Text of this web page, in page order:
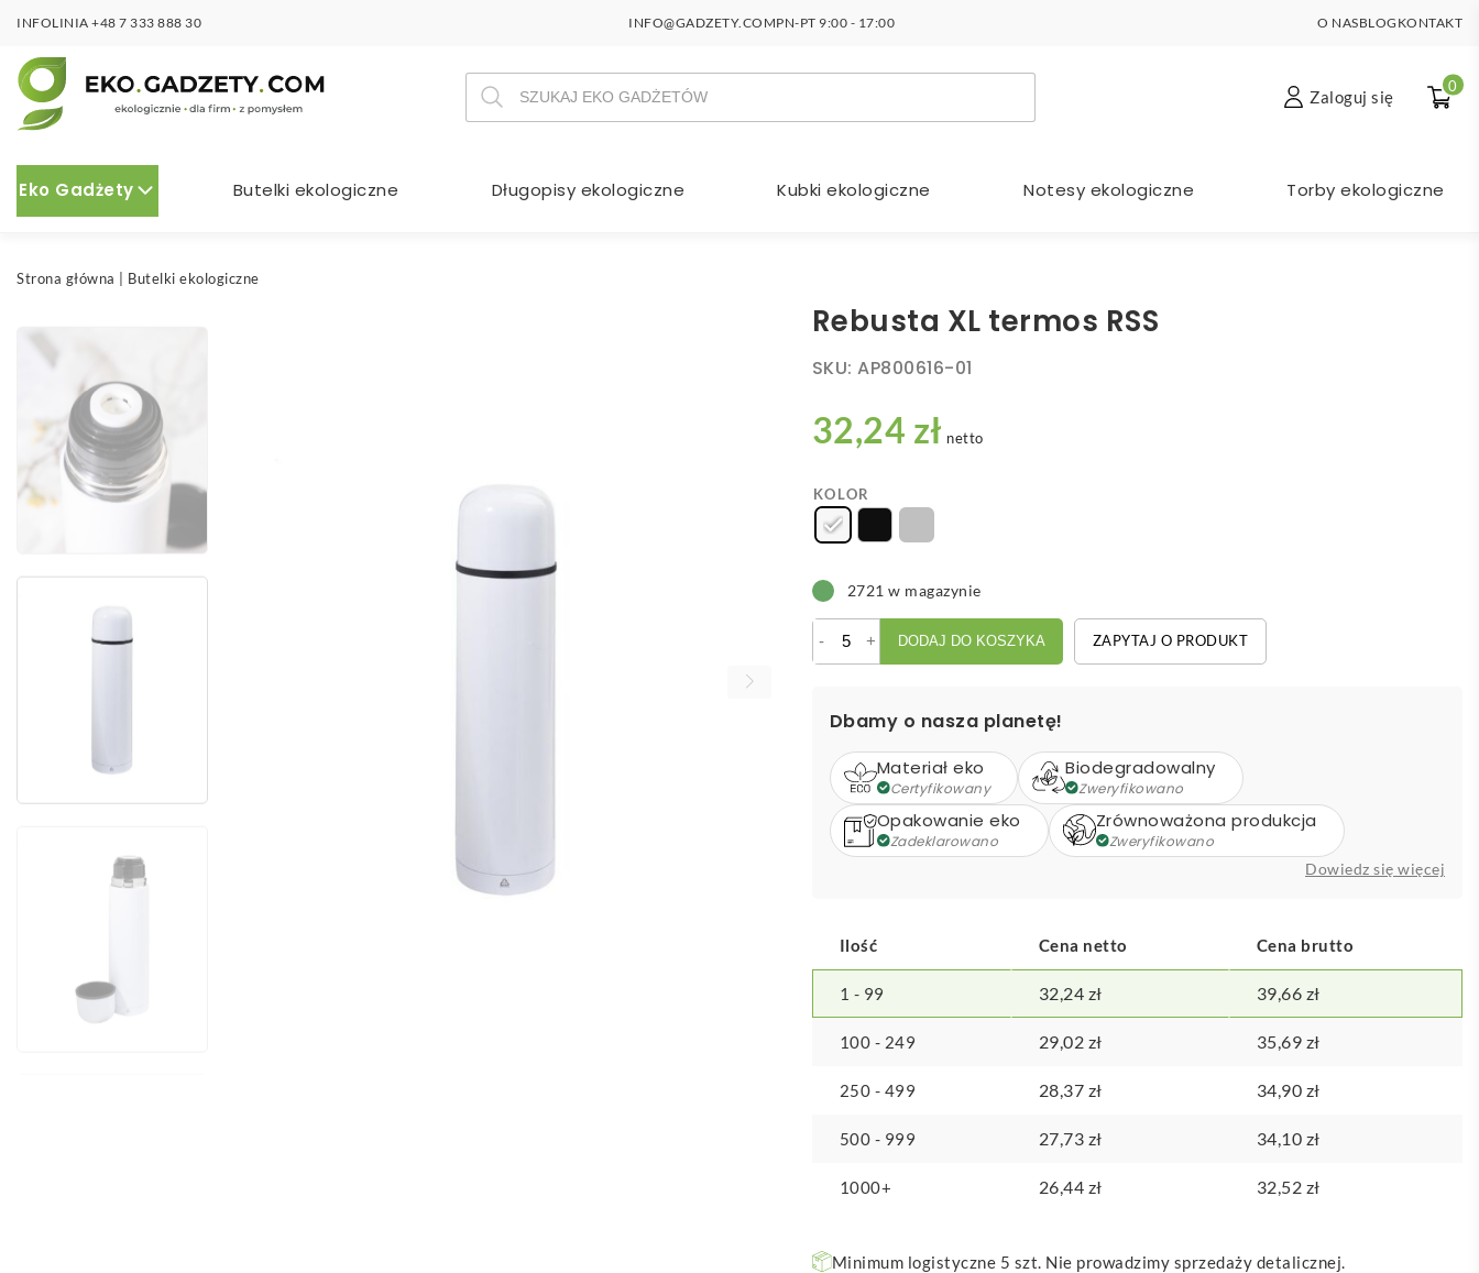
INFOLINIA +48 7 333 888 30 INFO@GADZETY.COMPN-PT 9:00 - 17:00 O NASBLOG KONTAKT
Wyszukiwarka
produktów
Zaloguj się
0
Eko Gadżety Butelki ekologiczne Długopisy ekologiczne Kubki ekologiczne Notesy ekologiczne Torby ekologiczne
Strona główna Butelki ekologiczne
Rebusta XL termos RSS
SKU:AP800616-01
32,24 zł netto
KOLOR
2721 w magazynie
-
ilość
RSS
+ DODAJ DO KOSZYKA ZAPYTAJ O PRODUKT
Dbamy o nasza planetę!
Materiał eko
Certyfikowany
Biodegradowalny
Zweryfikowano
Opakowanie eko
Zadeklarowano
Zrównoważona produkcja
Zweryfikowano
Dowiedz się więcej
Ilość Cena netto Cena brutto
1 - 99 32,24 zł 39,66 zł
100 - 249 29,02 zł 35,69 zł
250 - 499 28,37 zł 34,90 zł
500 - 999 27,73 zł 34,10 zł
1000+ 26,44 zł 32,52 zł
Minimum logistyczne 5 szt. Nie prowadzimy sprzedaży detalicznej.